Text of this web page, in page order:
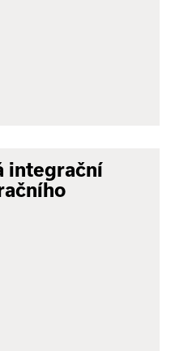
integrační